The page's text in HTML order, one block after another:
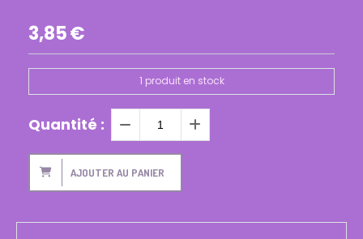
3,85€
1 produit en stock
Quantité :
AJOUTER AU PANIER